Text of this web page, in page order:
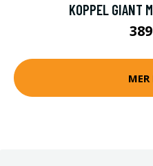
KOPPEL GIANT